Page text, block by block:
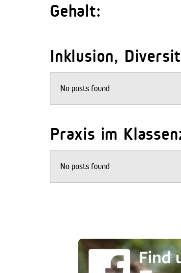
Gehalt:
Inklusion,
No posts found
Praxis im
No posts found